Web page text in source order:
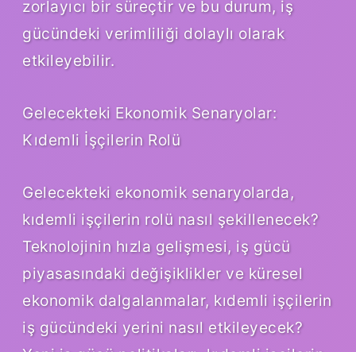
zorlayıcı bir süreçtir ve bu durum, iş
gücündeki verimliliği dolaylı olarak
etkileyebilir.
Gelecekteki Ekonomik Senaryolar:
Kıdemli İşçilerin Rolü
Gelecekteki ekonomik senaryolarda,
kıdemli işçilerin rolü nasıl şekillenecek?
Teknolojinin hızla gelişmesi, iş gücü
piyasasındaki değişiklikler ve küresel
ekonomik dalgalanmalar, kıdemli işçilerin
iş gücündeki yerini nasıl etkileyecek?